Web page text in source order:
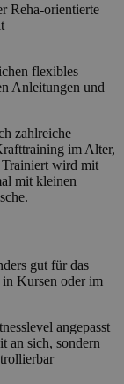
Reha-orientierte
flexibles
Anleitungen und
zahlreiche
im Alter,
Trainiert wird mit
mit kleinen
gut für das
in Kursen oder im
angepasst
an sich, sondern